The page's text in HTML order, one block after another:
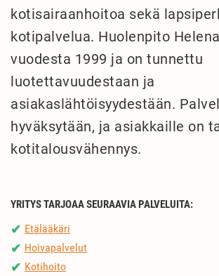
kotisairaanhoitoa sekä
kotipalvelua. Huolenpito
vuodesta 1999 ja on tunnettu
luotettavuudestaan ja
asiakaslähtöisyydestään.
hyväksytään, ja asiakkaille on
kotitalousvähennys.
YRITYS TARJOAA SEURAAVIA PALVELUITA:
✔ Etälääkäri
✔ Hoivapalvelut
✔ Kotihoito